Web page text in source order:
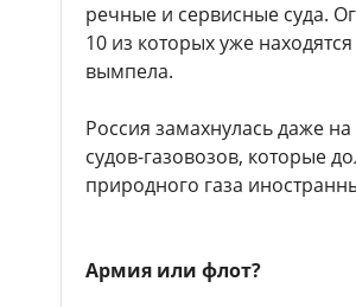
речные и сервисные суда.
10 из которых уже
вымпела.
Россия замахнулась даже
судов-газовозов, которые
природного газа
Армия или флот?